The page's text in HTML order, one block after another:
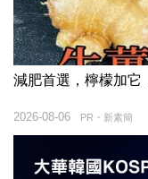
減肥首選，檸檬加它
PR・新素簡
2026-08-06